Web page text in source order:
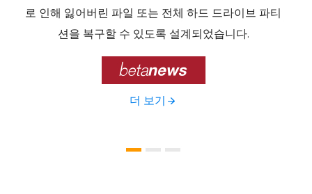
로 인해 잃어버린 파일 또는 전체 하드 드라이브 파티
션을 복구할 수 있도록 설계되었습니다.

더 보기